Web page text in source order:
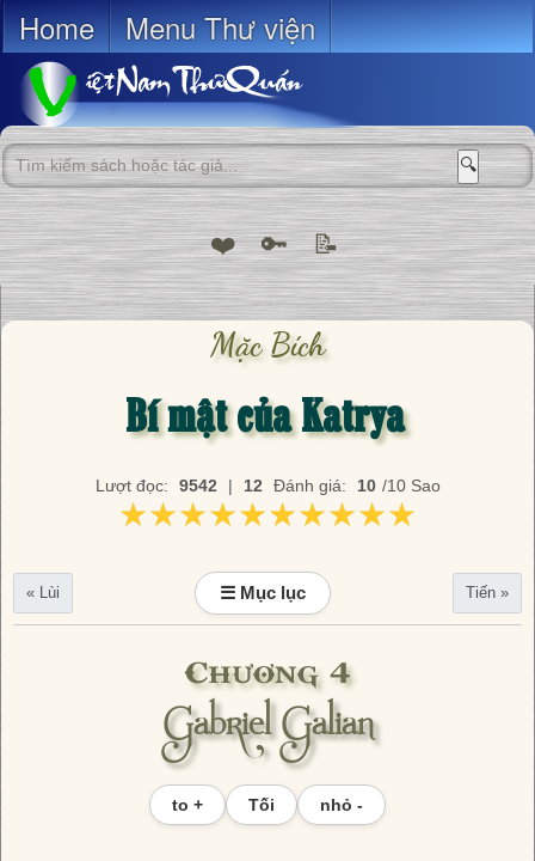
Home Menu Thư viện
🔍
❤️ 🔑 📝
Mặc Bích
Bí mật của Katrya
Lượt đọc: 9542 | 12 Đánh giá: 10 /10 Sao
★★★★★★★★★★
★★★★★★★★★★
« Lùi ☰ Mục lục Tiến »
Chương 4
Gabriel Galian
to + Tối nhỏ -